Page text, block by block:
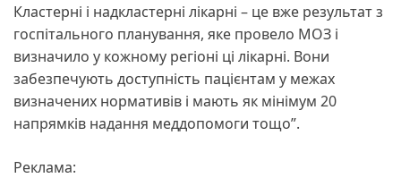
Кластерні і надкластерні лікарні – це вже результат з
госпітального планування, яке провело МОЗ і
визначило у кожному регіоні ці лікарні. Вони
забезпечують доступність пацієнтам у межах
визначених нормативів і мають як мінімум 20
напрямків надання меддопомоги тощо”.
Реклама: